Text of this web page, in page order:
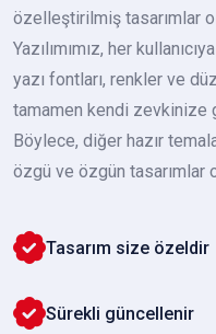
özelleştirilmiş tasarımlar
Yazılımımız, her
yazı fontları, renkler ve
tamamen kendi zevkinize
Böylece, diğer hazır
özgü ve özgün tasarımlar
Tasarım size özeldir
Sürekli güncellenir